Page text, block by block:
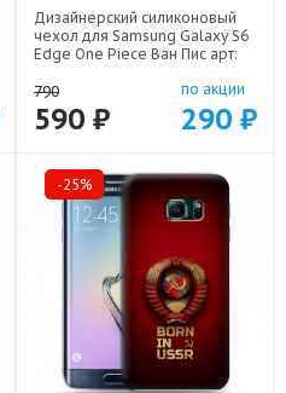
Дизайнерский силиконовый
чехол для Samsung Galaxy S6
Edge One Piece Ван Пис арт:
790
590 ₽
по акции
290 ₽
-25%